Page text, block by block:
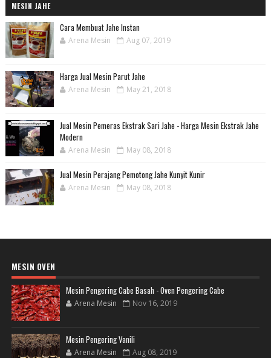
MESIN JAHE
Cara Membuat Jahe Instan
Arena Mesin Aug 07, 2019
Harga Jual Mesin Parut Jahe
Arena Mesin May 21, 2018
Jual Mesin Pemeras Ekstrak Sari Jahe - Harga Mesin Ekstrak Jahe
Modern
Arena Mesin May 08, 2018
Jual Mesin Perajang Pemotong Jahe Kunyit Kunir
Arena Mesin May 08, 2018
MESIN OVEN
Mesin Pengering Cabe Basah - Oven Pengering Cabe
Arena Mesin Nov 16, 2019
Mesin Pengering Vanili
Arena Mesin Aug 08, 2019